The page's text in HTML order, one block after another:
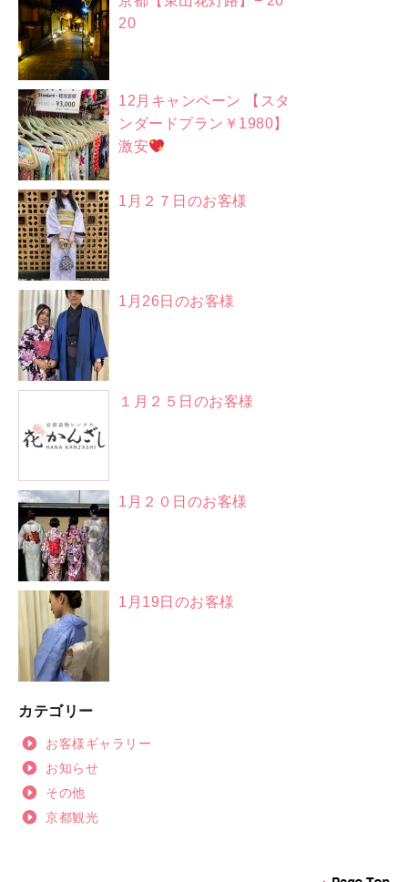
20
12月キャンペーン 【スタ
ンダードプラン￥1980】
激安
1月２７日のお客様
1月26日のお客様
１月２５日のお客様
1月２０日のお客様
1月19日のお客様
カテゴリー
お客様ギャラリー
お知らせ
その他
京都観光